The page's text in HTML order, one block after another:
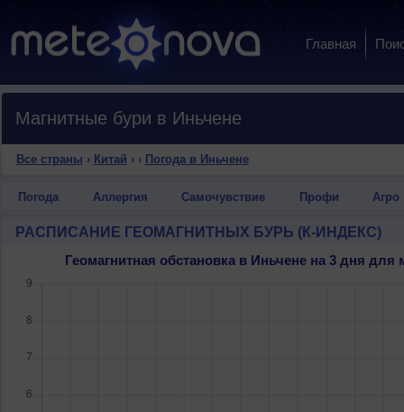
Главная
Магнитные бури в Иньчене
Все страны › Китай › › Погода в Иньчене
Погода Аллергия Самочувствие Профи Агро
РАСПИСАНИЕ ГЕОМАГНИТНЫХ БУРЬ (К-ИНДЕКС)
Геомагнитная обстановка в Иньчене на 3 дня